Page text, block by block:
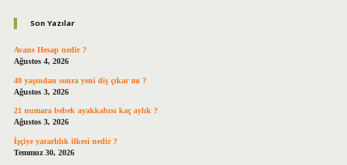
Son Yazılar
Avans Hesap nedir ?
Ağustos 4, 2026
40 yaşından sonra yeni diş çıkar mı ?
Ağustos 3, 2026
21 numara bebek ayakkabısı kaç aylık ?
Ağustos 3, 2026
İşçiye yararlılık ilkesi nedir ?
Temmuz 30, 2026